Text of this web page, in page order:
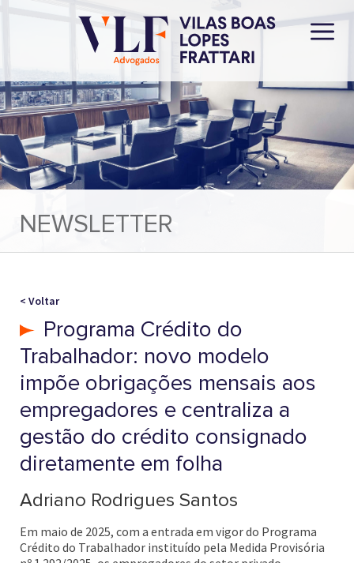
NEWSLETTER
< Voltar
Programa Crédito do
Trabalhador: novo modelo
impõe obrigações mensais aos
empregadores e centraliza a
gestão do crédito consignado
diretamente em folha
Adriano Rodrigues Santos
Em maio de 2025, com a entrada em vigor do Programa
Crédito do Trabalhador instituído pela Medida Provisória